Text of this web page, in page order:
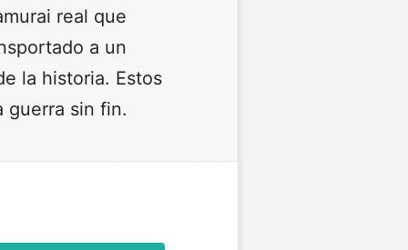
real que
a un
la historia. Estos
guerra sin fin.